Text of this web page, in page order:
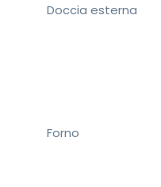
Doccia esterna
Forno